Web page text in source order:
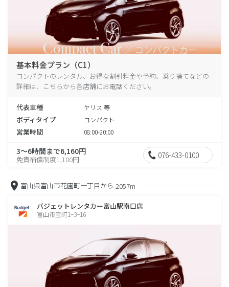
基本料金プラン（C1）
コンパクトのレンタル、お得な割引料金や予約、乗り捨てなどの
詳細は、こちらから各店舗にお電話ください。
代表車種 ヤリス 等
ボディタイプ コンパクト
営業時間 08:00-20:00
3～6時間まで6,160円
免責補償制度1,100円 076-433-0100
富山県富山市花園町一丁目から 2057m
バジェットレンタカー富山駅南口店
富山市宝町1−3−16